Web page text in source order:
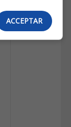
ACCEPTAR